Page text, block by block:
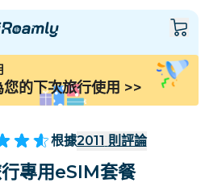
的下次旅行使用 >>
根據2011 則評論
專用eSIM套餐